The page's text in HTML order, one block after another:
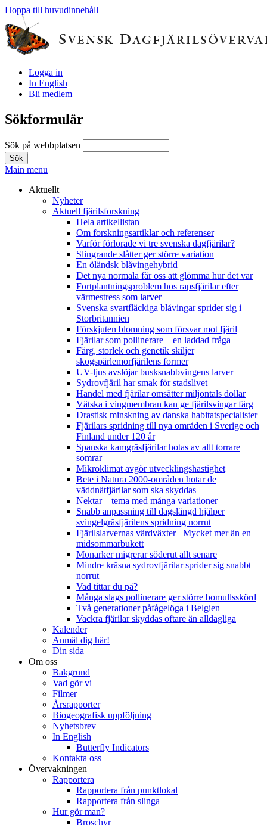
Hoppa till huvudinnehåll
Logga in
In English
Bli medlem
Sökformulär
Sök på webbplatsen
Main menu
Aktuellt
Nyheter
Aktuell fjärilsforskning
Hela artikellistan
Om forskningsartiklar och referenser
Varför förlorade vi tre svenska dagfjärilar?
Slingrande slåtter ger större variation
En öländsk blåvingehybrid
Det nya normala får oss att glömma hur det var
Fortplantningsproblem hos rapsfjärilar efter
värmestress som larver
Svenska svartfläckiga blåvingar sprider sig i
Storbritannien
Förskjuten blomning som försvar mot fjäril
Fjärilar som pollinerare – en laddad fråga
Färg, storlek och genetik skiljer
skogspärlemorfjärilens former
UV-ljus avslöjar busksnabbvingens larver
Sydrovfjäril har smak för stadslivet
Handel med fjärilar omsätter miljontals dollar
Vätska i vingmembran kan ge fjärilsvingar färg
Drastisk minskning av danska habitatspecialister
Fjärilars spridning till nya områden i Sverige och
Finland under 120 år
Spanska kamgräsfjärilar hotas av allt torrare
somrar
Mikroklimat avgör utvecklingshastighet
Bete i Natura 2000-områden hotar de
väddnätfjärilar som ska skyddas
Nektar – tema med många variationer
Snabb anpassning till dagslängd hjälper
svingelgräsfjärilens spridning norrut
Fjärilslarvernas värdväxter– Mycket mer än en
midsommarbukett
Monarker migrerar söderut allt senare
Mindre kräsna sydrovfjärilar sprider sig snabbt
norrut
Vad tittar du på?
Många slags pollinerare ger större bomullsskörd
Två generationer påfågelöga i Belgien
Vackra fjärilar skyddas oftare än alldagliga
Kalender
Anmäl dig här!
Din sida
Om oss
Bakgrund
Vad gör vi
Filmer
Årsrapporter
Biogeografisk uppföljning
Nyhetsbrev
In English
Butterfly Indicators
Kontakta oss
Övervakningen
Rapportera
Rapportera från punktlokal
Rapportera från slinga
Hur gör man?
Broschyr